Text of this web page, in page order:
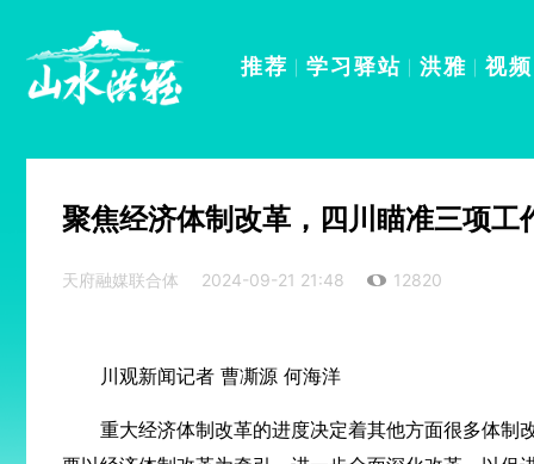
推荐 学习驿站 洪雅 视频
聚焦经济体制改革，四川瞄准三项
天府融媒联合体 2024-09-21 21:48 12820
川观新闻记者 曹凘源 何海洋
重大经济体制改革的进度决定着其他方面很多体制